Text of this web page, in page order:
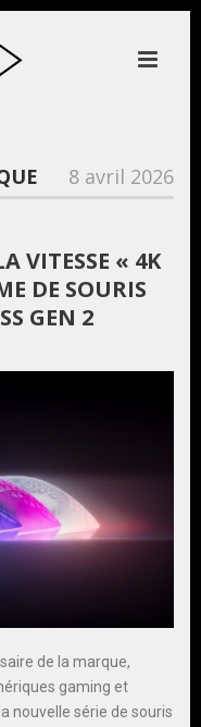
8 avril 2026
VITESSE « 4K
DE SOURIS
GEN 2
de la marque,
gaming et
nouvelle série de souris